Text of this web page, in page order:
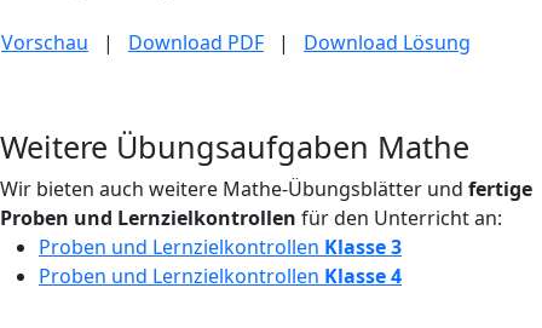
Vorschau | Download PDF | Download Lösung
Weitere Übungsaufgaben Mathe
Wir bieten auch weitere Mathe-Übungsblätter und fertige
Proben und Lernzielkontrollen für den Unterricht an:
Proben und Lernzielkontrollen Klasse 3
Proben und Lernzielkontrollen Klasse 4